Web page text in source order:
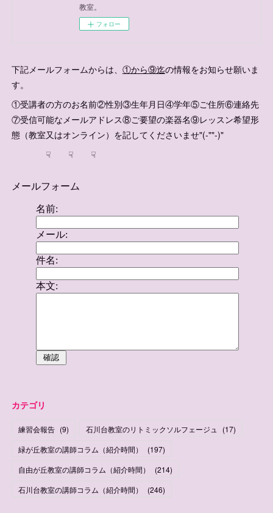
教室。
フォロー
下記メールフォームからは、 ①から⑨迄の情報をお知らせ願いま
す。
①受講者の方のお名前②性別③生年月日④学年⑤ご住所⑥連絡先
⑦受信可能なメールアドレス⑧ご要望の楽器名⑨レッスン希望形
態（教室又はオンライン）を記してくださいませ"(-""-)"
☟ ☟ ☟
カテゴリ
練習会報告 (9) 石川台教室のリトミックソルフェージュ (17)
緑が丘教室の講師コラム（紹介時間）
(197)
自由が丘教室の講師コラム（紹介時間）
(214)
石川台教室の講師コラム（紹介時間）
(246)